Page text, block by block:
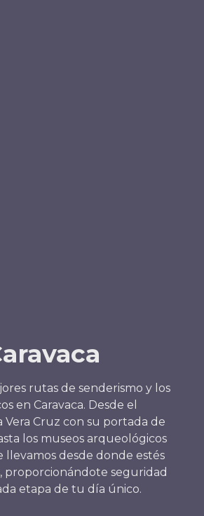
rutas de senderismo y los
en Caravaca. Desde el
Vera Cruz con su portada de
los museos arqueológicos
llevamos desde donde estés
proporcionándote seguridad
etapa de tu día único.